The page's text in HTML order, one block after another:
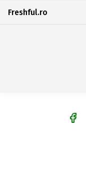
Freshful.ro